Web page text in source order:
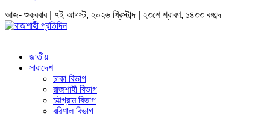
আজ- শুক্রবার | ৭ই আগস্ট, ২০২৬ খ্রিস্টাব্দ | ২৩শে শ্রাবণ, ১৪৩৩ বঙ্গাব্দ
জাতীয়
সারাদেশ
ঢাকা বিভাগ
রাজশাহী বিভাগ
চট্টগ্রাম বিভাগ
বরিশাল বিভাগ